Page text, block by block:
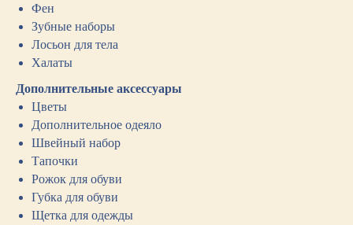
Фен
Зубные наборы
Лосьон для тела
Халаты
Дополнительные аксессуары
Цветы
Дополнительное одеяло
Швейный набор
Тапочки
Рожок для обуви
Губка для обуви
Щетка для одежды